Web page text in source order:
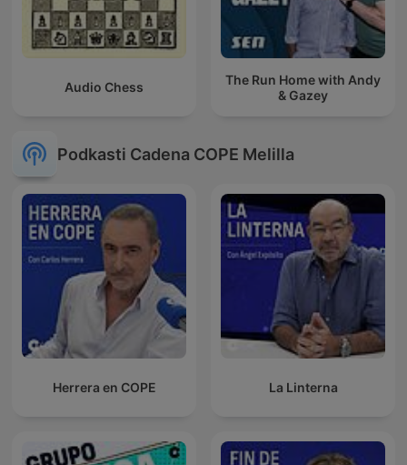
Audio Chess
The Run Home with Andy
& Gazey
Podkasti Cadena COPE Melilla
Herrera en COPE La Linterna